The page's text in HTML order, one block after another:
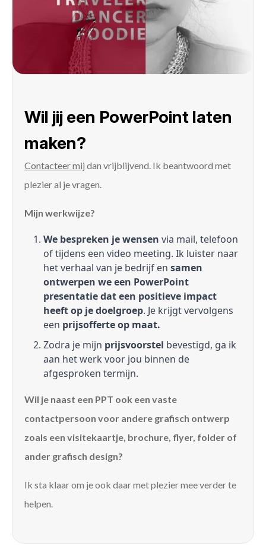
Wil jij een PowerPoint laten
maken?
Contacteer mij dan vrijblijvend. Ik beantwoord met
plezier al je vragen.
Mijn werkwijze?
We bespreken je wensen via mail, telefoon
of tijdens een video meeting. Ik luister naar
het verhaal van je bedrijf en samen
ontwerpen we een PowerPoint
presentatie dat een positieve impact
heeft op je doelgroep. Je krijgt vervolgens
een prijsofferte op maat.
Zodra je mijn prijsvoorstel bevestigd, ga ik
aan het werk voor jou binnen de
afgesproken termijn.
Wil je naast een PPT ook een vaste
contactpersoon voor andere grafisch ontwerp
zoals een visitekaartje, brochure, flyer, folder of
ander grafisch design?
Ik sta klaar om je ook daar met plezier mee verder te
helpen.